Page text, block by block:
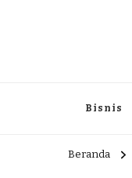
Bisnis
Beranda